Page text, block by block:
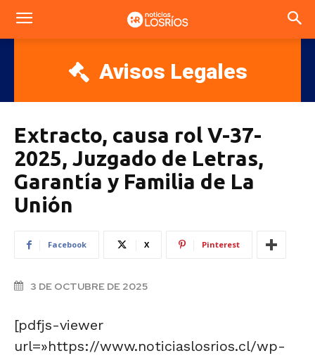
Avisos Legales
Extracto, causa rol V-37-
2025, Juzgado de Letras,
Garantía y Familia de La
Unión
Facebook X Pinterest
3 DE OCTUBRE DE 2025
[pdfjs-viewer
url=»https://www.noticiaslosrios.cl/wp-